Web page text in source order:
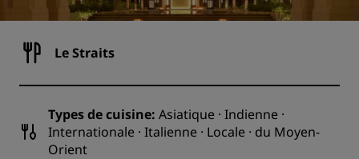
Le Straits
Types de cuisine: Asiatique · Indienne ·
Internationale · Italienne · Locale · du Moyen-
Orient